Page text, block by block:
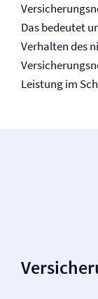
Das bedeutet
Verhalten des
Leistung im